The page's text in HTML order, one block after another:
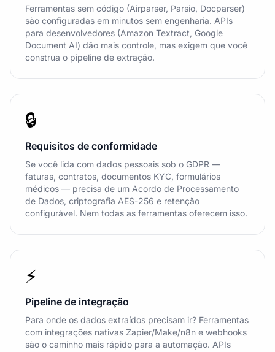
Ferramentas sem código (Airparser, Parsio, Docparser)
são configuradas em minutos sem engenharia. APIs
para desenvolvedores (Amazon Textract, Google
Document AI) dão mais controle, mas exigem que você
construa o pipeline de extração.
🔒
Requisitos de conformidade
Se você lida com dados pessoais sob o GDPR —
faturas, contratos, documentos KYC, formulários
médicos — precisa de um Acordo de Processamento
de Dados, criptografia AES-256 e retenção
configurável. Nem todas as ferramentas oferecem isso.
⚡
Pipeline de integração
Para onde os dados extraídos precisam ir? Ferramentas
com integrações nativas Zapier/Make/n8n e webhooks
são o caminho mais rápido para a automação. APIs